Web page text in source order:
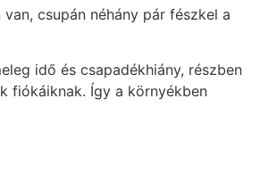
csupán néhány pár fészkel a
idő és csapadékhiány, részben
fiókáiknak. Így a környékben